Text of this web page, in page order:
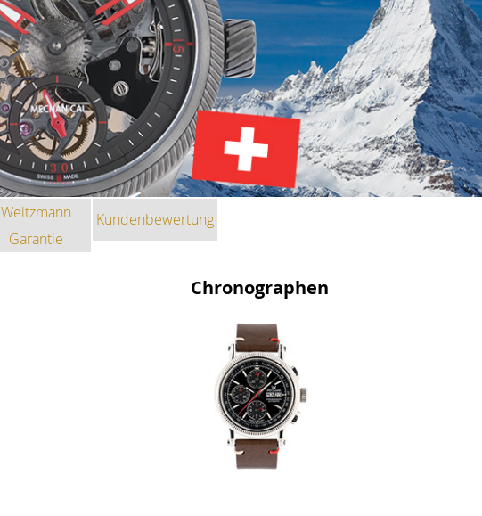
Weitzmann
Garantie
Kundenbewertung
Chronographen